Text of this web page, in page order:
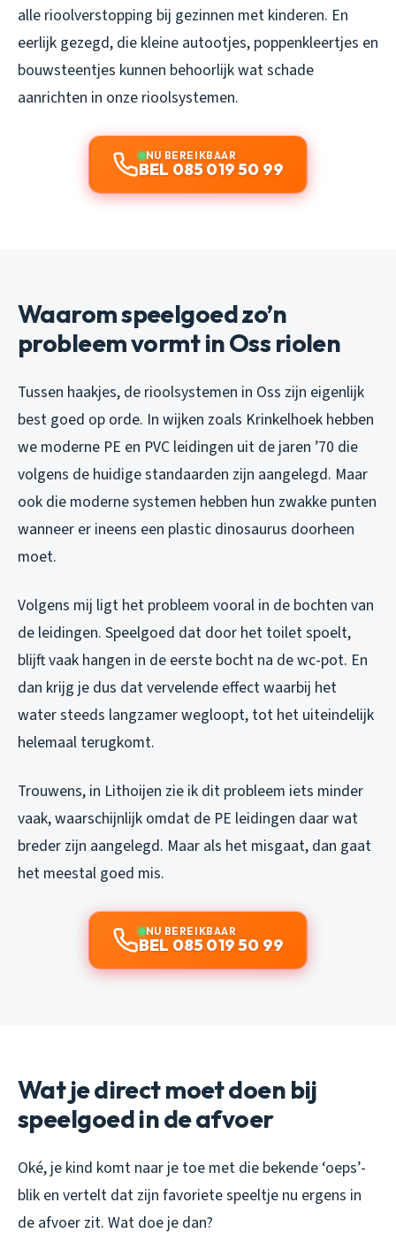
alle rioolverstopping bij gezinnen met kinderen. En
eerlijk gezegd, die kleine autootjes, poppenkleertjes en
bouwsteentjes kunnen behoorlijk wat schade
aanrichten in onze rioolsystemen.
NU BEREIKBAAR
BEL 085 019 50 99
Waarom speelgoed zo’n
probleem vormt in Oss riolen
Tussen haakjes, de rioolsystemen in Oss zijn eigenlijk
best goed op orde. In wijken zoals Krinkelhoek hebben
we moderne PE en PVC leidingen uit de jaren ’70 die
volgens de huidige standaarden zijn aangelegd. Maar
ook die moderne systemen hebben hun zwakke punten
wanneer er ineens een plastic dinosaurus doorheen
moet.
Volgens mij ligt het probleem vooral in de bochten van
de leidingen. Speelgoed dat door het toilet spoelt,
blijft vaak hangen in de eerste bocht na de wc-pot. En
dan krijg je dus dat vervelende effect waarbij het
water steeds langzamer wegloopt, tot het uiteindelijk
helemaal terugkomt.
Trouwens, in Lithoijen zie ik dit probleem iets minder
vaak, waarschijnlijk omdat de PE leidingen daar wat
breder zijn aangelegd. Maar als het misgaat, dan gaat
het meestal goed mis.
NU BEREIKBAAR
BEL 085 019 50 99
Wat je direct moet doen bij
speelgoed in de afvoer
Oké, je kind komt naar je toe met die bekende ‘oeps’-
blik en vertelt dat zijn favoriete speeltje nu ergens in
de afvoer zit. Wat doe je dan?